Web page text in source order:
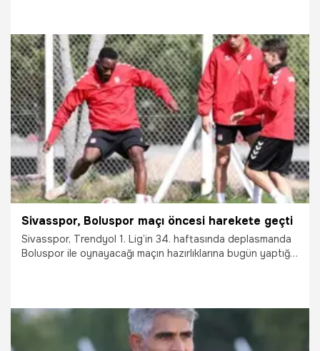
16.04.2026 Sivas
Sivasspor, Boluspor maçı öncesi harekete geçti
Sivasspor, Trendyol 1. Lig’in 34. haftasında deplasmanda
Boluspor ile oynayacağı maçın hazırlıklarına bugün yaptığı